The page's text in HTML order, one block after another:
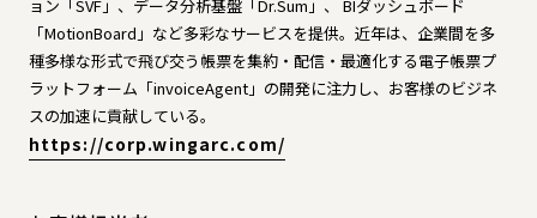
ョン「SVF」、データ分析基盤「Dr.Sum」、 BIダッシュボード
「MotionBoard」など多彩なサービスを提供。近年は、企業間を多
種多様な形式で飛び交う帳票を集約・配信・最適化する電子帳票プ
ラットフォーム「invoiceAgent」の開発に注力し、お客様のビジネ
スの加速に貢献している。
https://corp.wingarc.com/